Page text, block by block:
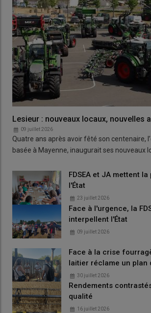
Lesieur : nouveaux locaux, nouvelles
09 juillet 2026
Quatre ans après avoir fêté son centenaire,
basée à Mayenne, inaugurait ses nouveaux
FDSEA et JA mettent
l'État
23 juillet 2026
Face à l'urgence, la
interpellent l'État
09 juillet 2026
Face à la crise
laitier réclame un plan
30 juillet 2026
Rendements
qualité
16 juillet 2026